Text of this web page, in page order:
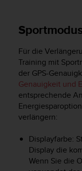
Für die
Training mit
der GPS-
Genauigkeit und
entsprechende
verlängern:
Displayfarbe:
Display die
Wenn Sie die